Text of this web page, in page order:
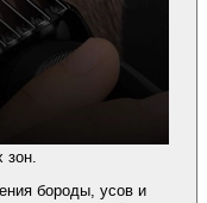
бороды, усов и